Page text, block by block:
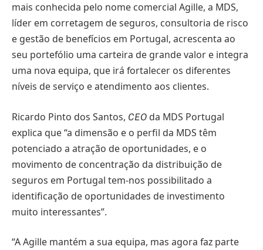
mais conhecida pelo nome comercial Agille, a MDS,
líder em corretagem de seguros, consultoria de risco
e gestão de benefícios em Portugal, acrescenta ao
seu portefólio uma carteira de grande valor e integra
uma nova equipa, que irá fortalecer os diferentes
níveis de serviço e atendimento aos clientes.
Ricardo Pinto dos Santos, CEO da MDS Portugal
explica que “a dimensão e o perfil da MDS têm
potenciado a atração de oportunidades, e o
movimento de concentração da distribuição de
seguros em Portugal tem-nos possibilitado a
identificação de oportunidades de investimento
muito interessantes”.
“A Agille mantém a sua equipa, mas agora faz parte